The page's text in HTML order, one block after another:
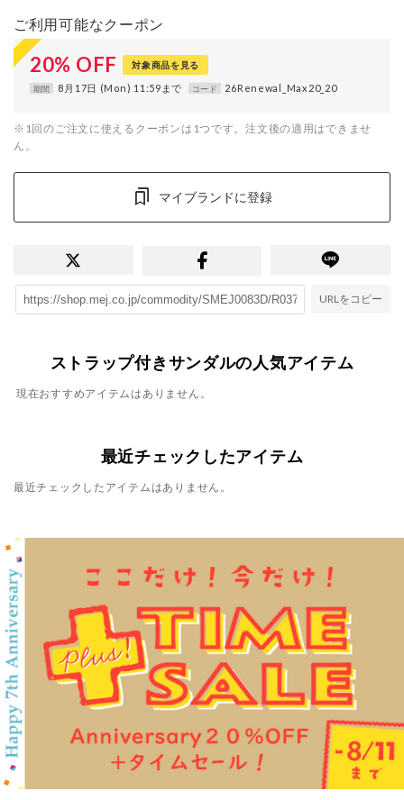
ご利用可能なクーポン
20% OFF 対象商品を見る
期間 8月17日 (Mon) 11:59まで コード 26Renewal_Max20_20
※1回のご注文に使えるクーポンは1つです。注文後の適用はできませ
ん。
マイブランドに登録
URLをコピー
ストラップ付きサンダルの人気アイテム
現在おすすめアイテムはありません。
最近チェックしたアイテム
最近チェックしたアイテムはありません。